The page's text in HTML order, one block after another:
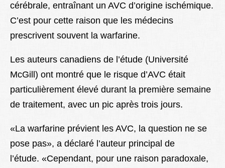
cérébrale, entraînant un AVC d’origine ischémique.
C’est pour cette raison que les médecins
prescrivent souvent la warfarine.
Les auteurs canadiens de l’étude (Université
McGill) ont montré que le risque d’AVC était
particulièrement élevé durant la première semaine
de traitement, avec un pic après trois jours.
«La warfarine prévient les AVC, la question ne se
pose pas», a déclaré l’auteur principal de
l’étude. «Cependant, pour une raison paradoxale,